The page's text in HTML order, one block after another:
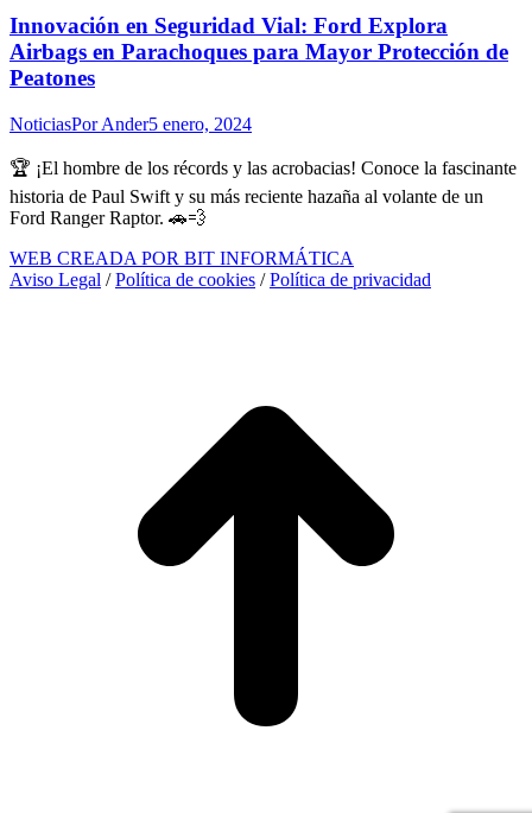
Innovación en Seguridad Vial: Ford Explora
Airbags en Parachoques para Mayor Protección de
Peatones
NoticiasPorAnder5 enero, 2024
🏆 ¡El hombre de los récords y las acrobacias! Conoce la fascinante
historia de Paul Swift y su más reciente hazaña al volante de un
Ford Ranger Raptor. 🚗💨
WEB CREADA POR BIT INFORMÁTICA
Aviso Legal /Política de cookies /Política de privacidad